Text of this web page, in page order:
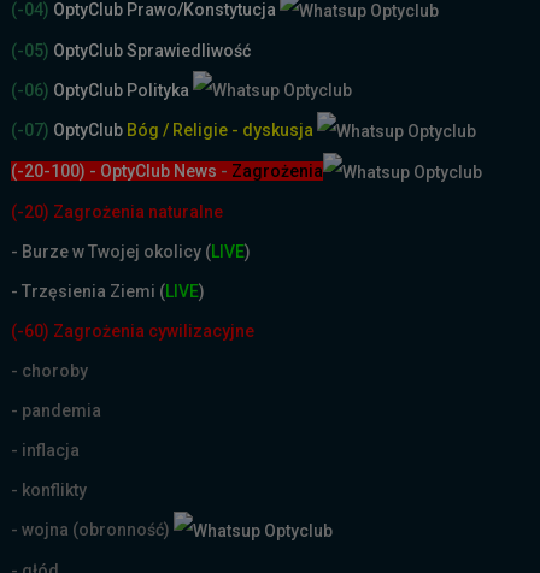
(-04) OptyClub Prawo/Konstytucja
(-05) OptyClub Sprawiedliwość
(-06) OptyClub Polityka
(-07) OptyClub Bóg / Religie - dyskusja
(-20-100) - OptyClub News - Zagrożenia
(-20) Zagrożenia naturalne
- Burze w Twojej okolicy (LIVE)
- Trzęsienia Ziemi (LIVE)
(-60) Zagrożenia cywilizacyjne
- choroby
- pandemia
- inflacja
- konflikty
- wojna (obronność)